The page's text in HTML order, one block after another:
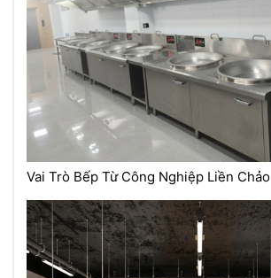
Vai Trò Bếp Từ Công Nghiệp Liền Chảo